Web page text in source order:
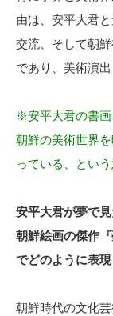
由は、安平大君
交流、そして朝
であり、美術演
※安平大君の書画
朝鮮の美術世界
っている、という
安平大君が夢で
朝鮮絵画の傑作
でどのように表
朝鮮時代の文化